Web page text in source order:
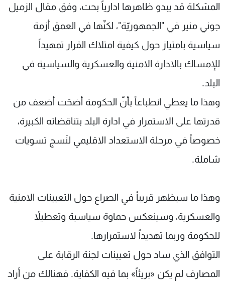
المشكلة قد يبدو ظاهرها ادارياً بحت، وفق مقال الزميل
جوني منير في "الجمهوريّة"، لكنّها في العمق أزمة
سياسية بامتياز حول كيفية امتلاك القرار تمهيداً
للإمساك بالادارة الامنية والعسكرية والسياسية في
البلد.
وهذا ما يعطي انطباعاً بأنّ الحكومة أضحَت أضعف من
قدرتها على الاستمرار في ادارة البلد بتناقضاته الكبيرة،
خصوصاً في مرحلة الاستعداد الاقليمي لنَسج تسويات
شاملة.
وهذا ما سيظهر قريباً في الصراع حول التعيينات الامنية
والعسكرية، وسينعكس حماوة سياسية وتعطيلاً
للحكومة وربما تهديداً لاستمرارها.
التوافق الذي ساد حول تعيينات لجنة الرقابة على
المصارف لم يكن «بريئاً» بما فيه الكفاية. فهنالك من أراد